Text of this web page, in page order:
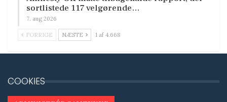
sortlistede 117 velgørende…
7. aug 2026
FORRIGE NÆSTE 1 af 4.668
COOKIES